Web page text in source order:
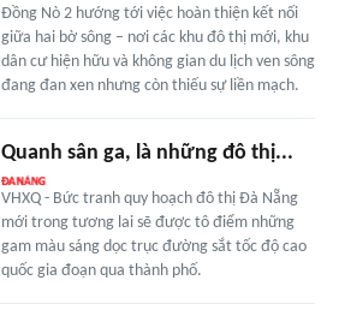
Đồng Nò 2 hướng tới việc hoàn thiện kết nối
giữa hai bờ sông – nơi các khu đô thị mới, khu
dân cư hiện hữu và không gian du lịch ven sông
đang đan xen nhưng còn thiếu sự liền mạch.
Quanh sân ga, là những đô thị...
VHXQ - Bức tranh quy hoạch đô thị Đà Nẵng
mới trong tương lai sẽ được tô điểm những
gam màu sáng dọc trục đường sắt tốc độ cao
quốc gia đoạn qua thành phố.